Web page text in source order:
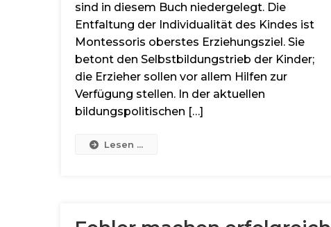
sind in diesem Buch niedergelegt. Die
Entfaltung der Individualität des Kindes ist
Montessoris oberstes Erziehungsziel. Sie
betont den Selbstbildungstrieb der Kinder;
die Erzieher sollen vor allem Hilfen zur
Verfügung stellen. In der aktuellen
bildungspolitischen […]
Lesen ...